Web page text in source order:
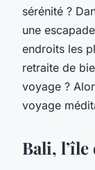
sérénité ?
une
endroits les
retraite de
voyage ?
voyage
Bali, l’île